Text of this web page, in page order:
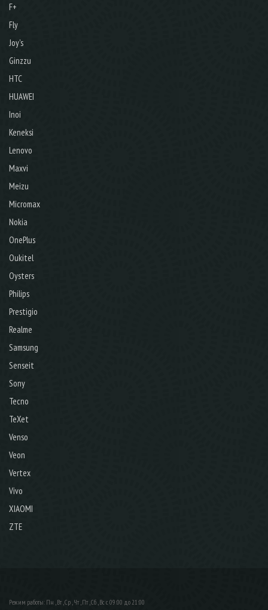
F+
Fly
Joy's
Ginzzu
HTC
HUAWEI
Inoi
Keneksi
Lenovo
Maxvi
Meizu
Micromax
Nokia
OnePlus
Oukitel
Oysters
Philips
Prestigio
Realme
Samsung
Senseit
Sony
Tecno
TeXet
Venso
Veon
Vertex
Vivo
XIAOMI
ZTE
Режим работы: Пн , Вт , Ср , Чт , Пт , Сб , Вс c 09:00 до 21:00